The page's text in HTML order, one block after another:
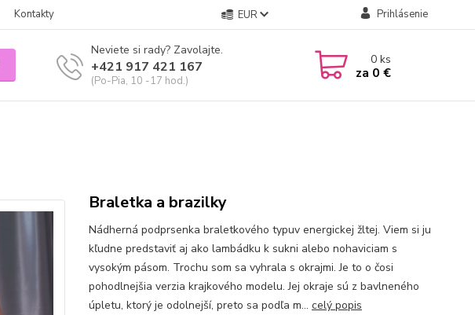
Kontakty EUR Prihlásenie
Neviete si rady? Zavolajte.
+421 917 421 167
(Po-Pia, 10 -17 hod.)
0ks
za 0 €
Braletka a brazilky
Nádherná podprsenka braletkového typuv energickej žltej. Viem si ju
kľudne predstaviť aj ako lambádku k sukni alebo nohaviciam s
vysokým pásom. Trochu som sa vyhrala s okrajmi. Je to o čosi
pohodlnejšia verzia krajkového modelu. Jej okraje sú z bavlneného
úpletu, ktorý je odolnejší, preto sa podľa m... celý popis